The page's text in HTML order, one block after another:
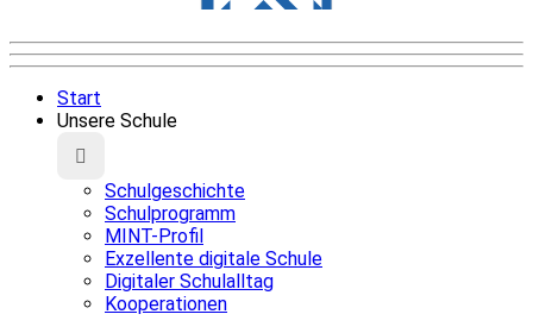
Start
Unsere Schule
Schulgeschichte
Schulprogramm
MINT-Profil
Exzellente digitale Schule
Digitaler Schulalltag
Kooperationen